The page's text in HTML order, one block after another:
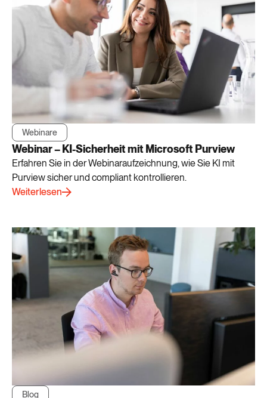
Webinare
Webinar – KI-Sicherheit mit Microsoft Purview
Erfahren Sie in der Webinaraufzeichnung, wie Sie KI mit
Purview sicher und compliant kontrollieren.
Weiterlesen
Blog